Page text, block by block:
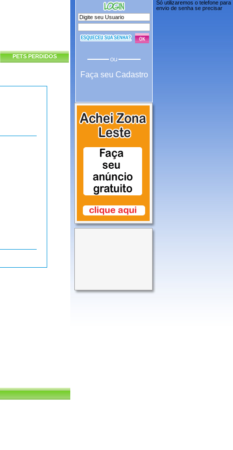
PETS PERDIDOS
Faça seu Cadastro
Só utilizaremos o telefone para
envio de senha se precisar